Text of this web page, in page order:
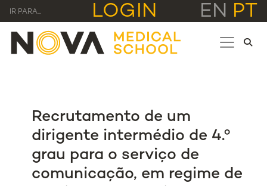
IR PARA... LOGIN EN PT
Recrutamento de um
dirigente intermédio de 4.º
grau para o serviço de
comunicação, em regime de